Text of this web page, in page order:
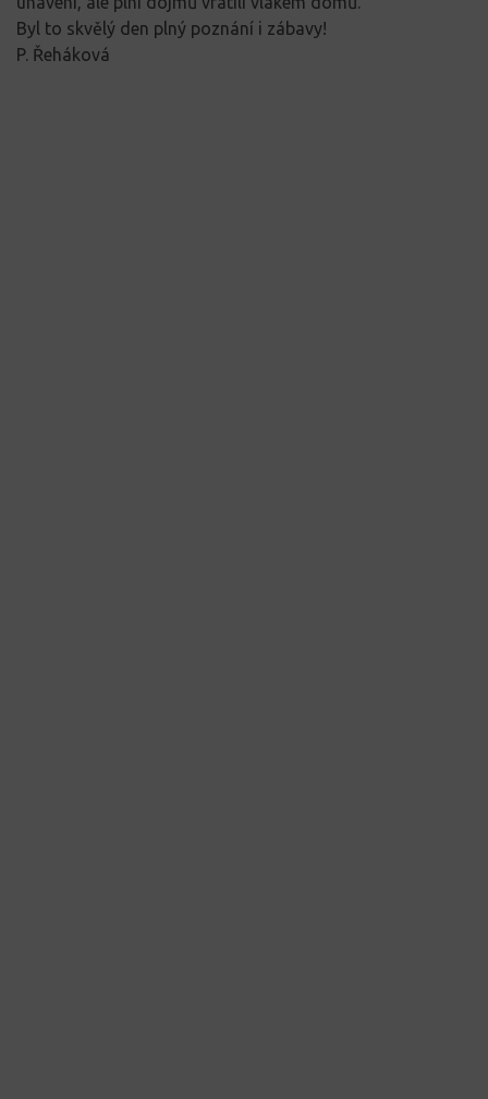
Byl to skvělý den plný poznání i zábavy!
P. Řeháková